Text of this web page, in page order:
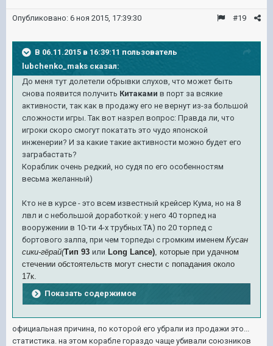
#19
Опубликовано: 6 ноя 2015, 17:39:30
В 06.11.2015 в 16:39:11 пользователь
lubchenko_maks сказал:
До меня тут долетели обрывки слухов, что может быть
снова появится получить Китаками в порт за всякие
активности, так как в продажу его не вернут из-за большой
сложности игры. Так вот назрел вопрос: Правда ли, что
игроки скоро смогут покатать это чудо японской
инженерии? И за какие такие активности можно будет его
заграбастать?
Кораблик очень редкий, но судя по его особенностям
весьма желанный)
Кто не в курсе - это всем известный крейсер Кума, но на 8
лвл и с небольшой доработкой: у него 40 торпед на
вооружении в 10-ти 4-х трубных ТА) по 20 торпед с
бортового залпа, при чем торпеды с громким именем Кусан
сики-гёрай(Тип 93 или Long Lance) , которые при удачном
стечении обстоятельств могут снести с попадания около
17к.
Показать содержимое
официальная причина, по которой его убрали из продажи это...
статистика. на этом корабле гораздо чаще убивали союзников